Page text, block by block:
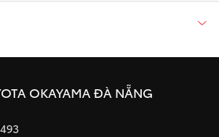
OKAYAMA ĐÀ NẴNG